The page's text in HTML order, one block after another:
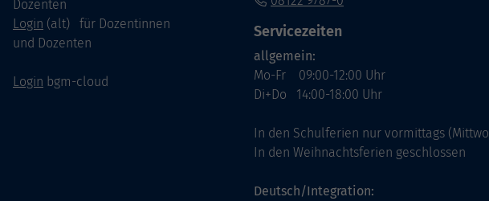
Dozenten
Login (alt) für Dozentinnen
und Dozenten
Login bgm-cloud
Servicezeiten
allgemein:
Mo-Fr 09:00-12:00 Uhr
Di+Do 14:00-18:00 Uhr
In den Schulferien nur vormittags
In den Weihnachtsferien geschlossen
Deutsch/Integration: